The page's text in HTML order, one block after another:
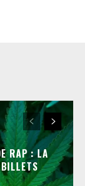
RAP : LA
BILLETS